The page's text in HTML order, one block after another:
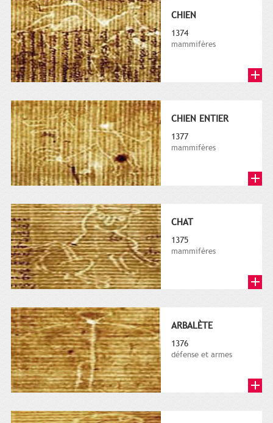
CHIEN
1374
mammifères
CHIEN ENTIER
1377
mammifères
CHAT
1375
mammifères
ARBALÈTE
1376
défense et armes